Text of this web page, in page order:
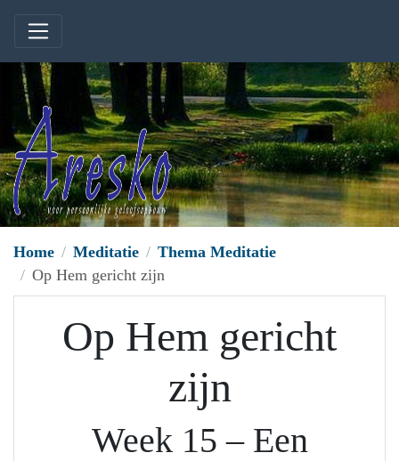
Home Meditatie
Thema Meditatie
Op Hem gericht zijn
Op Hem gericht
zijn
Week 15 – Een